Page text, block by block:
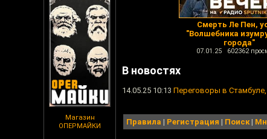
Магазин
ОПЕРМАЙКИ
Смерть Ле Пен,
"Волшебника
города"
07.01.25 602362
В новостях
14.05.25 10:13 Переговоры в
Правила | Регистрация | Поиск|